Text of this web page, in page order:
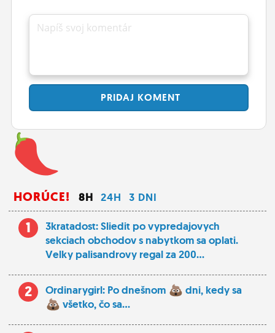
Napíš svoj komentár
PRIDAJ KOMENT
HORÚCE! 8H 24H 3 DNI
1
3kratadost: Sliedit po vypredajovych
sekciach obchodov s nabytkom sa oplati.
Velky palisandrovy regal za 200...
2 Ordinarygirl: Po dnešnom
dni, kedy sa
všetko, čo sa...